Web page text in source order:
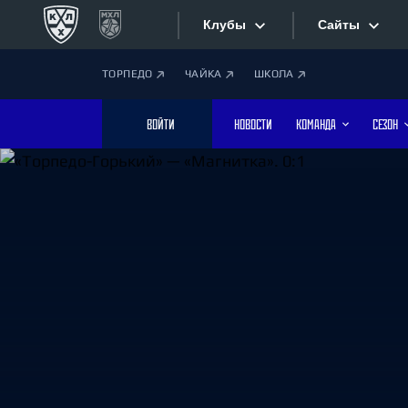
Клубы
Дивизион Боброва
Лада
Сайты
ТОРПЕДО ЧАЙКА ШКОЛА
ВОЙТИ НОВОСТИ КОМАНДА СЕЗОН